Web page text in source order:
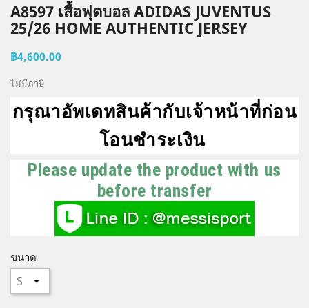
A8597 เสื้อฟุตบอล ADIDAS JUVENTUS
25/26 HOME AUTHENTIC JERSEY
฿4,600.00
ไม่มีภาษี
กรุณาอัพเดทสินค้ากับเจ้าหน้าที่ก่อน
โอนชำระเงิน
Please update the product with us
before transfer
ขนาด